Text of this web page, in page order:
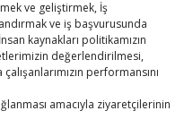
ve geliştirmek, İş
ve iş başvurusunda
kaynakları politikamızın
değerlendirilmesi,
performansını
amacıyla ziyaretçilerinin